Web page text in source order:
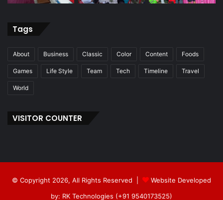
Tags
About Business Classic Color Content Foods
Games Life Style Team Tech Timeline Travel
World
VISITOR COUNTER
© Copyright 2026, All Rights Reserved |
Website Developed
by: RK Technologies (+91 9540173525)